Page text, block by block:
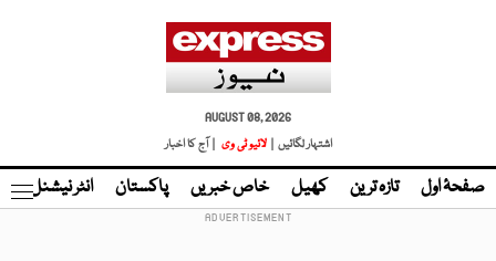
AUGUST 08, 2026
اشتہار لگائیں |
لائیو ٹی وی | آج کا اخبار
صفحۂ اول تازہ ترین کھیل خاص خبریں پاکستان انٹر نیشنل